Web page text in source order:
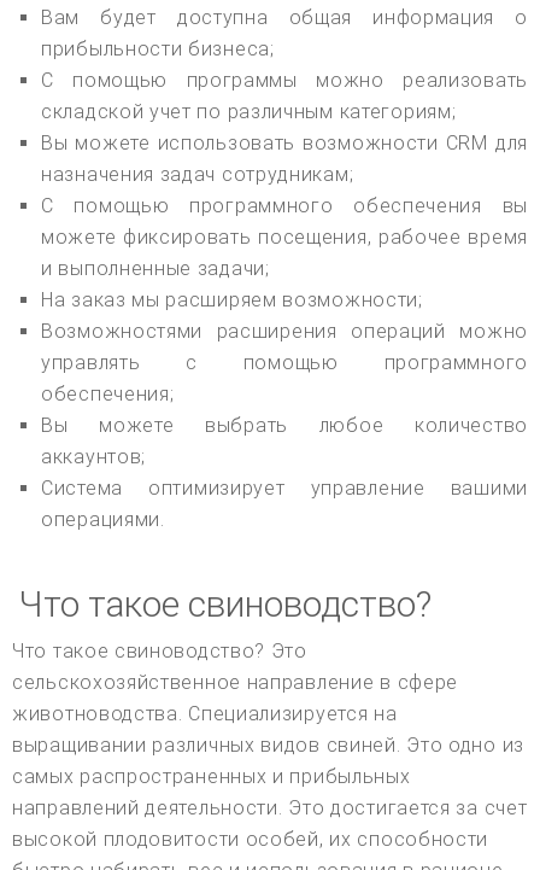
Вам будет доступна общая информация о
прибыльности бизнеса;
С помощью программы можно реализовать
складской учет по различным категориям;
Вы можете использовать возможности CRM для
назначения задач сотрудникам;
С помощью программного обеспечения вы
можете фиксировать посещения, рабочее время
и выполненные задачи;
На заказ мы расширяем возможности;
Возможностями расширения операций можно
управлять с помощью программного
обеспечения;
Вы можете выбрать любое количество
аккаунтов;
Система оптимизирует управление вашими
операциями.
Что такое свиноводство?
Что такое свиноводство? Это
сельскохозяйственное направление в сфере
животноводства. Специализируется на
выращивании различных видов свиней. Это одно из
самых распространенных и прибыльных
направлений деятельности. Это достигается за счет
высокой плодовитости особей, их способности